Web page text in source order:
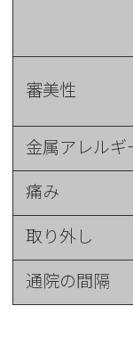
審美性
金属アレルギ
痛み
取り外し
通院の間隔